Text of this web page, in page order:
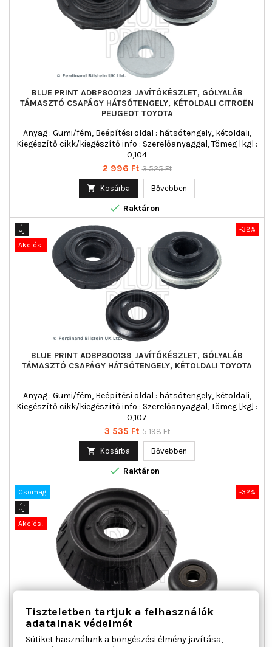
BLUE PRINT ADBP800123 JAVÍTÓKÉSZLET, GÓLYALÁB
TÁMASZTÓ CSAPÁGY HÁTSÓTENGELY, KÉTOLDALI CITROËN
PEUGEOT TOYOTA
Anyag : Gumi/fém, Beépítési oldal : hátsótengely, kétoldali,
Kiegészítő cikk/kiegészítő info : Szerelőanyaggal, Tömeg [kg] :
0,104
Ár
2 996 Ft Normál
3 525 Ft
 Kosárba Bővebben
 Raktáron
-32%
Új
Akciós!
BLUE PRINT ADBP800139 JAVÍTÓKÉSZLET, GÓLYALÁB
TÁMASZTÓ CSAPÁGY HÁTSÓTENGELY, KÉTOLDALI TOYOTA
Anyag : Gumi/fém, Beépítési oldal : hátsótengely, kétoldali,
Kiegészítő cikk/kiegészítő info : Szerelőanyaggal, Tömeg [kg] :
0,107
Ár
3 535 Ft Normál
5 198 Ft
 Kosárba Bővebben
 Raktáron
-32%
Csomag
Új
Akciós!
BLUE PRINT ADBP800173 JAVÍTÓKÉSZLET, GÓLYALÁB
TÁMASZTÓ CSAPÁGY ELSŐ TENGELY KÉTOLDALI HONDA
Tiszteletben tartjuk a felhasználók
adatainak védelmét
Sütiket használunk a böngészési élmény javítása,